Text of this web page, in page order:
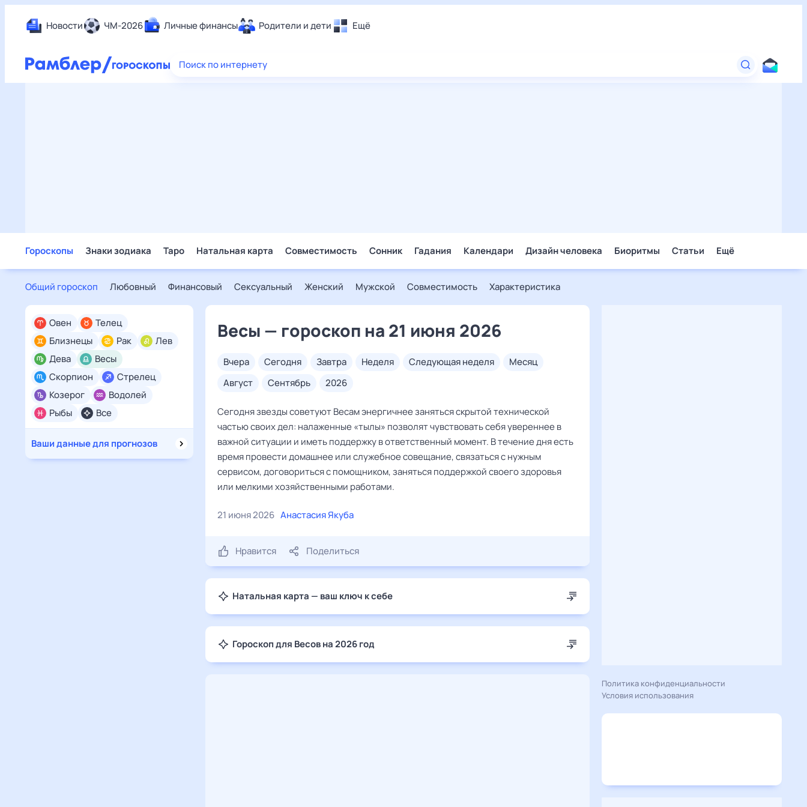
Новости ЧМ-2026 Личные финансы Родители и дети Ещё
Еда
Поиск по интернету
Гороскопы Знаки зодиака Таро Натальная карта Совместимость Сонник Гадания Календари Дизайн человека Биоритмы Статьи Ещё
Общий гороскоп Любовный Финансовый Сексуальный Женский Мужской Совместимость Характеристика
Все
Овен
Телец
Близнецы
Рак
Лев
Дева
Весы
Скорпион
Стрелец
Козерог
Водолей
Рыбы
Ваши данные для прогнозов
Весы — гороскоп на 21 июня 2026
вчера сегодня завтра неделя следующая неделя
месяц
август
сентябрь 2026
Сегодня звезды советуют Весам энергичнее заняться скрытой технической
частью своих дел: налаженные «тылы» позволят чувствовать себя увереннее в
важной ситуации и иметь поддержку в ответственный момент. В течение дня есть
время провести домашнее или служебное совещание, связаться с нужным
сервисом, договориться с помощником, заняться поддержкой своего здоровья
или мелкими хозяйственными работами.
21 июня 2026 Анастасия Якуба
Нравится Поделиться
Натальная карта — ваш ключ к себе
Гороскоп для Весов на 2026 год
Политика конфиденциальности
Условия использования